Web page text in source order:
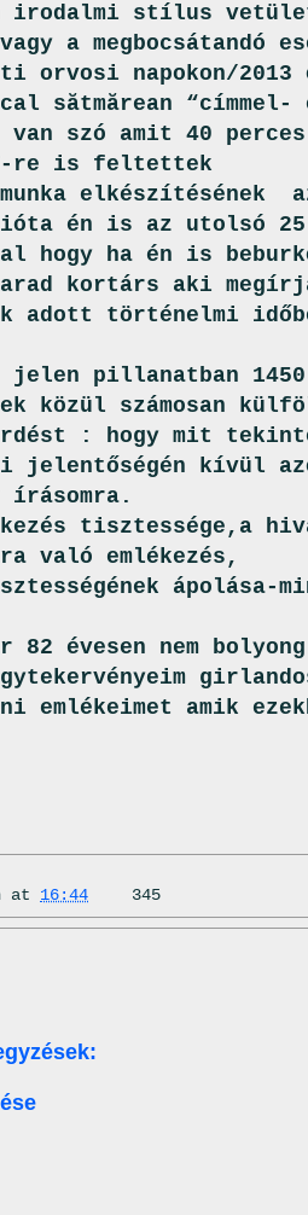
irodalmi stílus
a megbocsátandó
orvosi napokon/
sătmărean
van szó amit 40
re is feltettek
elkészítésének
én is az utolsó
hogy ha én is
kortárs aki
adott történelmi
jelen pillanatban
közül számosan
: hogy mit
jelentőségén kívül
írásomra.
tisztessége,a
való emlékezés,
ápolása-
82 évesen nem
emlékeimet amik
at 16:44 345